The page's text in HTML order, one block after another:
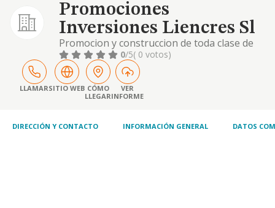
Promociones
Inversiones Liencres Sl
Promocion y construccion de toda clase de
edificaciones reparacion, compra, venta y
arrendamiento de bienes inmuebles.
0/5( 0 votos)
LLAMARSITIO WEB CÓMO
LLEGAR
VER
INFORME
DIRECCIÓN Y CONTACTO INFORMACIÓN GENERAL DATOS